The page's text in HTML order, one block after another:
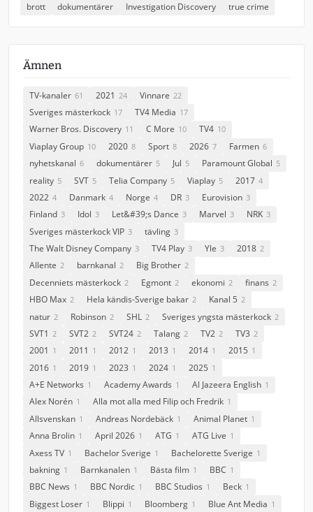
brott dokumentärer Investigation Discovery true crime
Ämnen
TV-kanaler 61 2021 24 Vinnare 22
Sveriges mästerkock 17 TV4 Media 17
Warner Bros. Discovery 11 C More 10 TV4 10
Viaplay Group 10 2020 8 Sport 8 2026 7 Farmen 6
nyhetskanal 6 dokumentärer 5 Jul 5 Paramount Global 5
reality 5 SVT 5 Telia Company 5 Viaplay 5 2017 4
2022 4 Danmark 4 Norge 4 DR 3 Eurovision 3
Finland 3 Idol 3 Let&#39;s Dance 3 Marvel 3 NRK 3
Sveriges mästerkock VIP 3 tävling 3
The Walt Disney Company 3 TV4 Play 3 Yle 3 2018 2
Allente 2 barnkanal 2 Big Brother 2
Decenniets mästerkock 2 Egmont 2 ekonomi 2 finans 2
HBO Max 2 Hela kändis-Sverige bakar 2 Kanal 5 2
natur 2 Robinson 2 SHL 2 Sveriges yngsta mästerkock 2
SVT1 2 SVT2 2 SVT24 2 Talang 2 TV2 2 TV3 2
2001 1 2011 1 2012 1 2013 1 2014 1 2015 1
2016 1 2019 1 2023 1 2024 1 2025 1
A+E Networks 1 Academy Awards 1 Al Jazeera English 1
Alex Norén 1 Alla mot alla med Filip och Fredrik 1
Allsvenskan 1 Andreas Nordebäck 1 Animal Planet 1
Anna Brolin 1 April 2026 1 ATG 1 ATG Live 1
Axess TV 1 Bachelor Sverige 1 Bachelorette Sverige 1
bakning 1 Barnkanalen 1 Bästa film 1 BBC 1
BBC News 1 BBC Nordic 1 BBC Studios 1 Beck 1
Biggest Loser 1 Blippi 1 Bloomberg 1 Blue Ant Media 1